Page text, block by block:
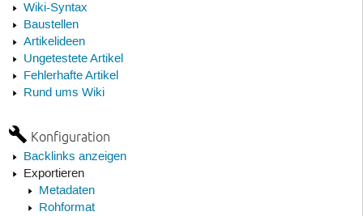
Wiki-Syntax
Baustellen
Artikelideen
Ungetestete Artikel
Fehlerhafte Artikel
Rund ums Wiki
Konfiguration
Backlinks anzeigen
Exportieren
Metadaten
Rohformat